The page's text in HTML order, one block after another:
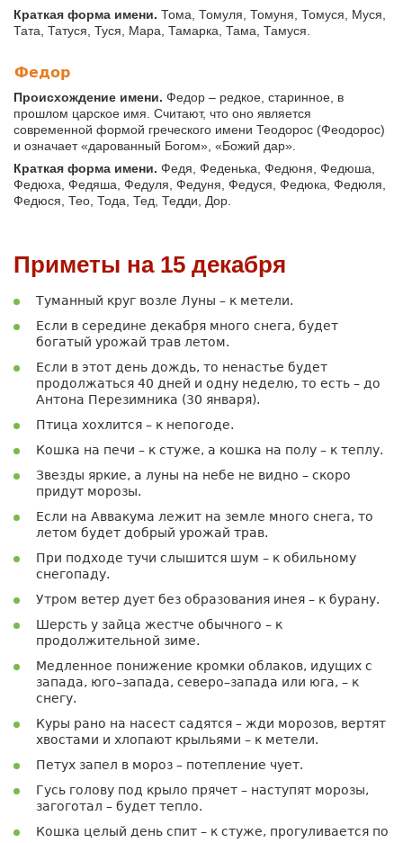
Краткая форма имени. Тома, Томуля, Томуня, Томуся, Муся,
Тата, Татуся, Туся, Мара, Тамарка, Тама, Тамуся.
Федор
Происхождение имени. Федор – редкое, старинное, в
прошлом царское имя. Считают, что оно является
современной формой греческого имени Теодорос (Феодорос)
и означает «дарованный Богом», «Божий дар».
Краткая форма имени. Федя, Феденька, Федюня, Федюша,
Федюха, Федяша, Федуля, Федуня, Федуся, Федюка, Федюля,
Федюся, Тео, Тода, Тед, Тедди, Дор.
Приметы на 15 декабря
Туманный круг возле Луны – к метели.
Если в середине декабря много снега, будет
богатый урожай трав летом.
Если в этот день дождь, то ненастье будет
продолжаться 40 дней и одну неделю, то есть – до
Антона Перезимника (30 января).
Птица хохлится – к непогоде.
Кошка на печи – к стуже, а кошка на полу – к теплу.
Звезды яркие, а луны на небе не видно – скоро
придут морозы.
Если на Аввакума лежит на земле много снега, то
летом будет добрый урожай трав.
При подходе тучи слышится шум – к обильному
снегопаду.
Утром ветер дует без образования инея – к бурану.
Шерсть у зайца жестче обычного – к
продолжительной зиме.
Медленное понижение кромки облаков, идущих с
запада, юго–запада, северо–запада или юга, – к
снегу.
Куры рано на насест садятся – жди морозов, вертят
хвостами и хлопают крыльями – к метели.
Петух запел в мороз – потепление чует.
Гусь голову под крыло прячет – наступят морозы,
загоготал – будет тепло.
Кошка целый день спит – к стуже, прогуливается по